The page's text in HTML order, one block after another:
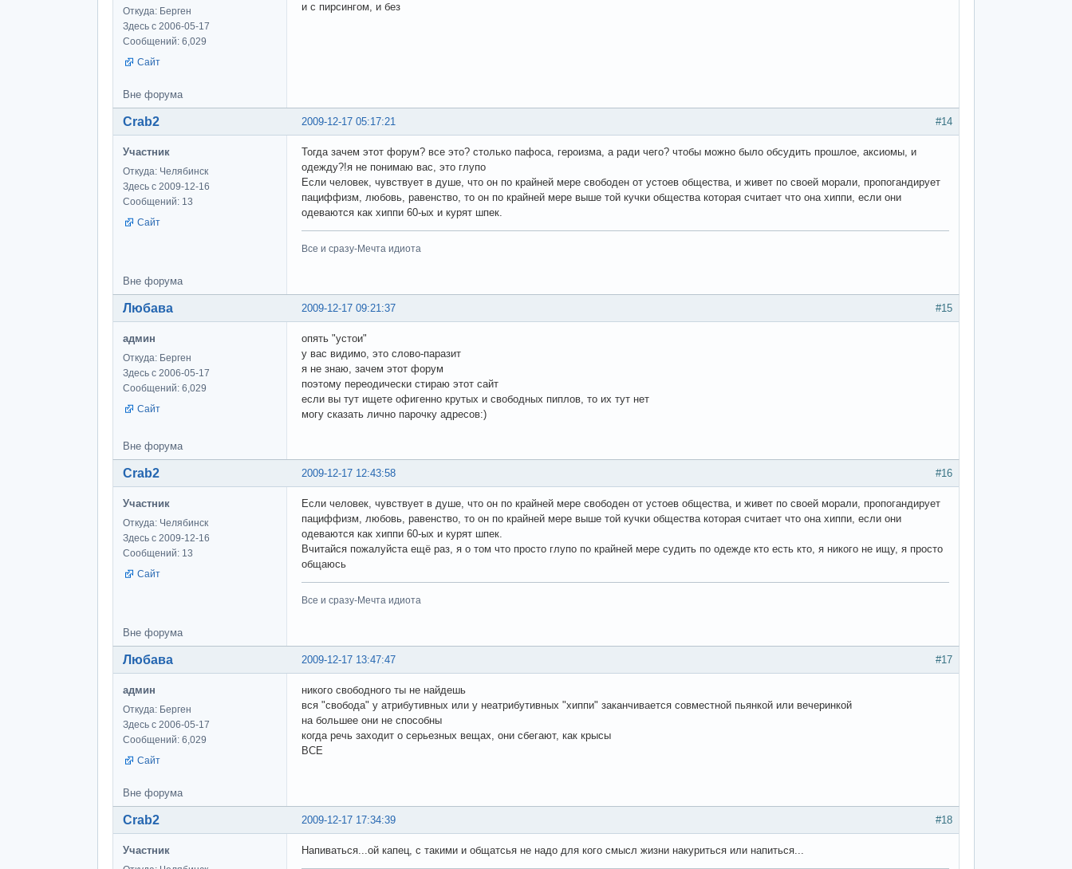
Откуда: Берген
Здесь с 2006-05-17
Сообщений: 6,029
Сайт
и с пирсингом, и без
Вне форума
#14
2009-12-17 05:17:21
Crab2
Участник
Откуда: Челябинск
Здесь с 2009-12-16
Сообщений: 13
Сайт
Тогда зачем этот форум? все это? столько пафоса, героизма, а ради чего? чтобы можно было обсудить прошлое, аксиомы, и
одежду?!я не понимаю вас, это глупо
Если человек, чувствует в душе, что он по крайней мере свободен от устоев общества, и живет по своей морали, пропогандирует
пациффизм, любовь, равенство, то он по крайней мере выше той кучки общества которая считает что она хиппи, если они
одеваются как хиппи 60-ых и курят шпек.
Все и сразу-Мечта идиота
Вне форума
#15
2009-12-17 09:21:37
Любава
админ
Откуда: Берген
Здесь с 2006-05-17
Сообщений: 6,029
Сайт
опять "устои"
у вас видимо, это слово-паразит
я не знаю, зачем этот форум
поэтому переодически стираю этот сайт
если вы тут ищете офигенно крутых и свободных пиплов, то их тут нет
могу сказать лично парочку адресов:)
Вне форума
#16
2009-12-17 12:43:58
Crab2
Участник
Откуда: Челябинск
Здесь с 2009-12-16
Сообщений: 13
Сайт
Если человек, чувствует в душе, что он по крайней мере свободен от устоев общества, и живет по своей морали, пропогандирует
пациффизм, любовь, равенство, то он по крайней мере выше той кучки общества которая считает что она хиппи, если они
одеваются как хиппи 60-ых и курят шпек.
Вчитайся пожалуйста ещё раз, я о том что просто глупо по крайней мере судить по одежде кто есть кто, я никого не ищу, я просто
общаюсь
Все и сразу-Мечта идиота
Вне форума
#17
2009-12-17 13:47:47
Любава
админ
Откуда: Берген
Здесь с 2006-05-17
Сообщений: 6,029
Сайт
никого свободного ты не найдешь
вся "свобода" у атрибутивных или у неатрибутивных "хиппи" заканчивается совместной пьянкой или вечеринкой
на большее они не способны
когда речь заходит о серьезных вещах, они сбегают, как крысы
ВСЕ
Вне форума
#18
2009-12-17 17:34:39
Crab2
Участник Напиваться...ой капец, с такими и общатсья не надо для кого смысл жизни накуриться или напиться...